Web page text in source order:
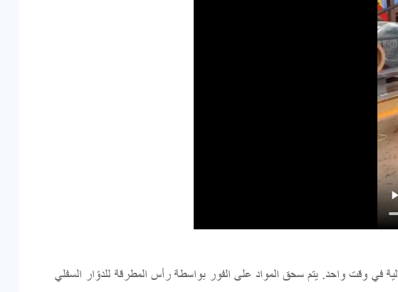
في وقت واحد. يتم سحق المواد على الفور بواسطة رأس المطرقة للدوّار السفلي